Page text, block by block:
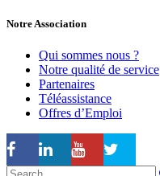
Notre Association
Qui sommes nous ?
Notre qualité de service
Partenaires
Téléassistance
Offres d’Emploi